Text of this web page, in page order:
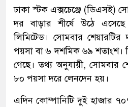
ঢাকা স্টক এক্সচেঞ্জে (ডিএসই)
দর বাড়ার শীর্ষে উঠে
লিমিটেড। সোমবার
পয়সা বা ৬ দশমিক ৬৯ শতাংশ।
গেছে। তথ্য অনুযায়ী, সোমবার
৮০ পয়সা দরে লেনদেন হয়।
এদিন কোম্পানিটি দুই হাজার